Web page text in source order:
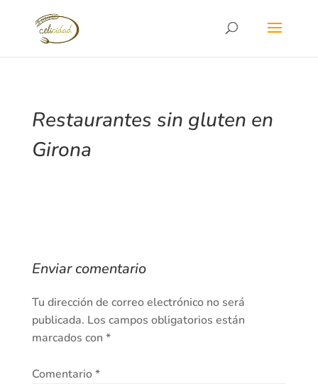
Restaurantes sin gluten en
Girona
Enviar comentario
Tu dirección de correo electrónico no será
publicada. Los campos obligatorios están
marcados con *
Comentario*